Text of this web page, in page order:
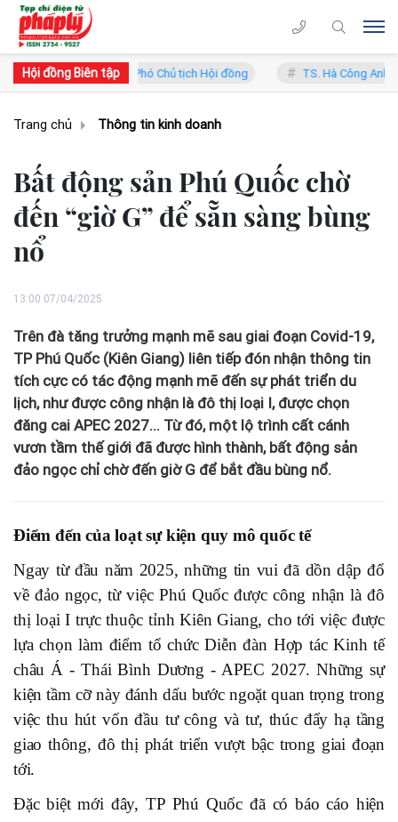
Hội đồng Biên tập
Trung Lý - Phó Chủ tịch Hội đồng TS. Hà Công Anh Bảo - Phó
Trang chủ Thông tin kinh doanh
Bất động sản Phú Quốc chờ
đến “giờ G” để sẵn sàng bùng
nổ
13:00 07/04/2025
Trên đà tăng trưởng mạnh mẽ sau giai đoạn Covid-19,
TP Phú Quốc (Kiên Giang) liên tiếp đón nhận thông tin
tích cực có tác động mạnh mẽ đến sự phát triển du
lịch, như được công nhận là đô thị loại I, được chọn
đăng cai APEC 2027... Từ đó, một lộ trình cất cánh
vươn tầm thế giới đã được hình thành, bất động sản
đảo ngọc chỉ chờ đến giờ G để bắt đầu bùng nổ.
Điểm đến của loạt sự kiện quy mô quốc tế
Ngay từ đầu năm 2025, những tin vui đã dồn dập đổ
về đảo ngọc, từ việc Phú Quốc được công nhận là đô
thị loại I trực thuộc tỉnh Kiên Giang, cho tới việc được
lựa chọn làm điểm tổ chức Diễn đàn Hợp tác Kinh tế
châu Á - Thái Bình Dương - APEC 2027. Những sự
kiện tầm cỡ này đánh dấu bước ngoặt quan trọng trong
việc thu hút vốn đầu tư công và tư, thúc đẩy hạ tầng
giao thông, đô thị phát triển vượt bậc trong giai đoạn
tới.
Đặc biệt mới đây, TP Phú Quốc đã có báo cáo hiện